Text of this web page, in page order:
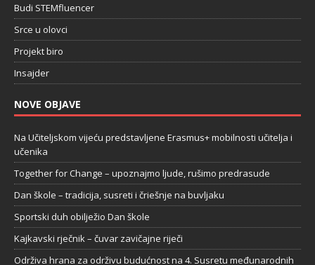
Budi STEMfluencer
Srce u olovci
Projekt biro
Insajder
NOVE OBJAVE
Na Učiteljskom vijeću predstavljene Erasmus+ mobilnosti učitelja i
učenika
Together for Change – upoznajmo ljude, rušimo predrasude
Dan škole – tradicija, susreti i čriešnje na buvljaku
Sportski duh obilježio Dan škole
Kajkavski rječnik – čuvar zavičajne riječi
Održiva hrana za održivu budućnost na 4. Susretu međunarodnih